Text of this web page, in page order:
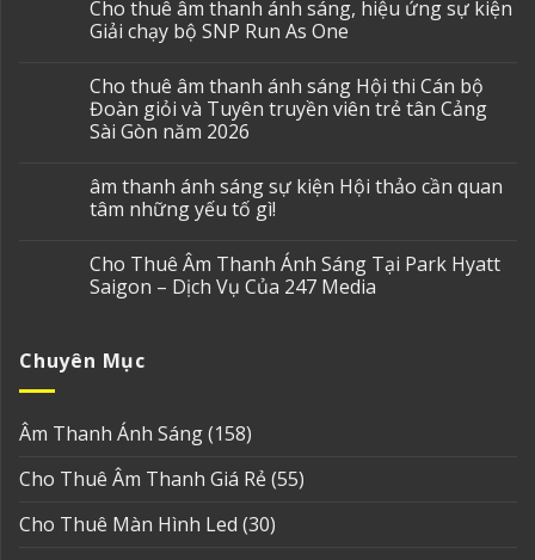
Cho thuê âm thanh ánh sáng, hiệu ứng sự kiện
Giải chạy bộ SNP Run As One
Cho thuê âm thanh ánh sáng Hội thi Cán bộ
Đoàn giỏi và Tuyên truyền viên trẻ tân Cảng
Sài Gòn năm 2026
âm thanh ánh sáng sự kiện Hội thảo cần quan
tâm những yếu tố gì!
Cho Thuê Âm Thanh Ánh Sáng Tại Park Hyatt
Saigon – Dịch Vụ Của 247 Media
Chuyên Mục
Âm Thanh Ánh Sáng(158)
Cho Thuê Âm Thanh Giá Rẻ(55)
Cho Thuê Màn Hình Led (30)